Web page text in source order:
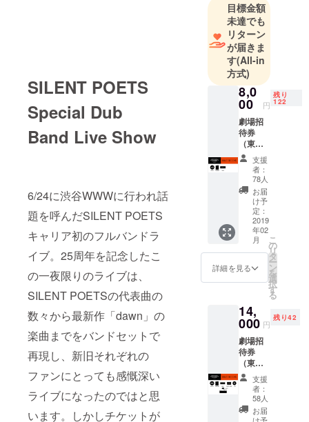
SILENT POETS
Special Dub
Band Live Show
6/24に渋谷WWWに行われ話
題を呼んだSILENT POETS
キャリア初のフルバンドラ
イブ。25周年を記念したこ
の一夜限りのライブは、
SILENT POETSの代表曲の
数々から最新作「dawn」の
楽曲までをバンドセットで
再現し、新旧それぞれの
ファンにとっても感慨深い
ライブになったのではと思
います。しかしチケットが
目標金額
未達でも
リターン
が届きま
す(All-in
方式)
8,0
00 円
残り
122
劇場招
待券
（東京
か大阪
をお選
びいた
だきま
す） ブ
ルーレ
イ＋ラ
イブパ
ンフ
レット
（送料
込）
支援
者：
78人
お届
け予
定：
2019
年02
月
詳細を見る
こ
の
リ
タ
ー
ン
を
選
択
す
る
14,
000 円
残り42
劇場招
待券
（東京
か大阪
をお選
びいた
だきま
す） ブ
支援
者：
58人
お届